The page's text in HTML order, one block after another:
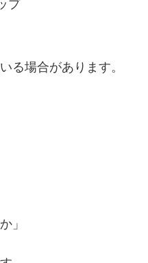
プ
る場合があります。
」